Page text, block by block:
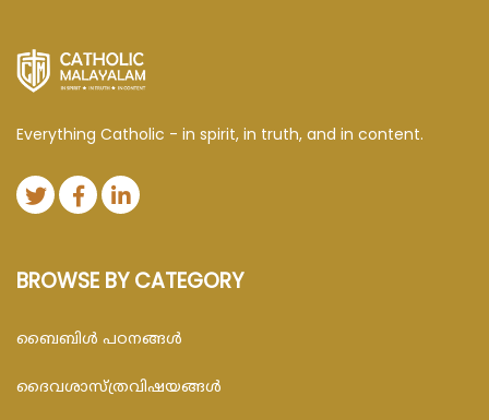
Everything Catholic - in spirit, in truth, and in content.
BROWSE BY CATEGORY
ബൈബിള്‍ പഠനങ്ങള്‍
ദൈവശാസ്ത്രവിഷയങ്ങള്‍